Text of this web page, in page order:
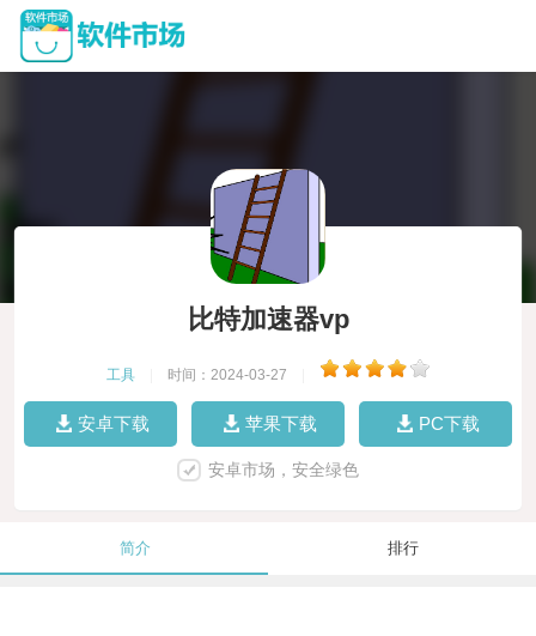
比特加速器vp
工具 时间：2024-03-27
安卓下载 苹果下载 PC下载
安卓市场，安全绿色
简介 排行